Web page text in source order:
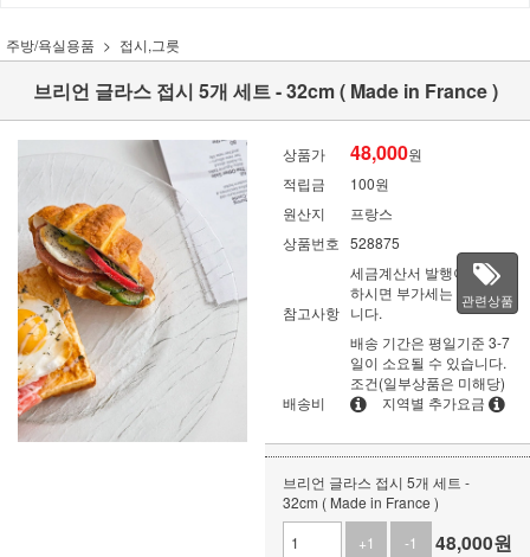
주방/욕실용품 접시,그릇
브리언 글라스 접시 5개 세트 - 32cm ( Made in France )
상품가 48,000원
적립금
100원
원산지
프랑스
상품번호 528875
참고사항
세금계산서 발행이 필요
하시면 부가세는 별도입
니다.
배송비
배송 기간은 평일기준 3-7
일이 소요될 수 있습니다.
조건(일부상품은 미해당)
지역별 추가요금
관련상품
브리언 글라스 접시 5개 세트 -
32cm ( Made in France )
+1
-1 48,000원